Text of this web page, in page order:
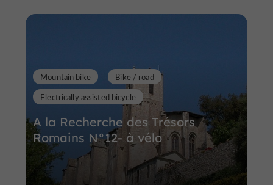
A la Recherche des Trésors
Romains N°12- à vélo
Mountain bike
Bike / road
Electrically assisted bicycle